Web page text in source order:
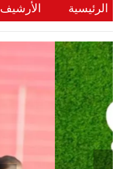
الرئيسية الأرشيف